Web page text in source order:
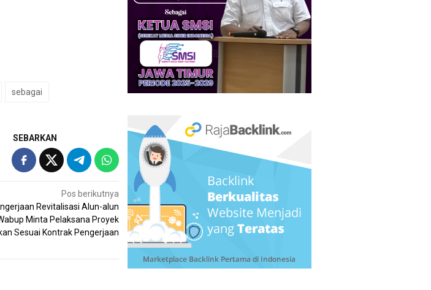
sebagai
SEBARKAN
Pos berikutnya
Revitalisasi Alun-alun
Minta Pelaksana Proyek
Sesuai Kontrak Pengerjaan